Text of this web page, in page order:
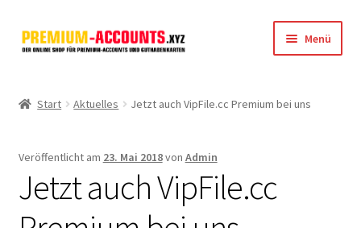
Zur
Navigation
Zum
Inhalt
Menü
Start Aktuelles Jetzt auch VipFile.cc Premium bei uns
Veröffentlicht am 23. Mai 2018von Admin
Jetzt auch VipFile.cc